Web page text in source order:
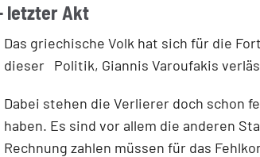
letzter Akt
Das griechische Volk hat sich für die
dieser Politik, Giannis Varoufakis
Dabei stehen die Verlierer doch schon
haben. Es sind vor allem die anderen
Rechnung zahlen müssen für das